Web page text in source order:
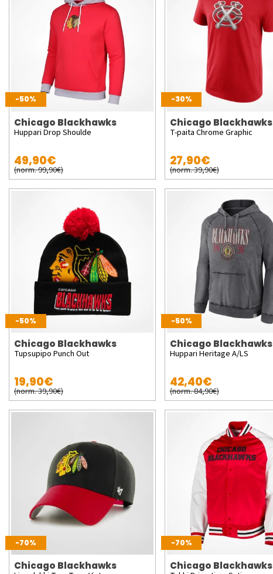
-50%
Chicago Blackhawks
Huppari Drop Shoulde
49,90€
(norm. 99,90€)
-30%
Chicago Blackhawks
T-paita Chrome Graphic
27,90€
(norm. 39,90€)
-50%
Chicago Blackhawks
Tupsupipo Punch Out
19,90€
(norm. 39,90€)
-50%
Chicago Blackhawks
Huppari Heritage A/LS
42,40€
(norm. 84,90€)
-70%
Chicago Blackhawks
-70%
Chicago Blackhawks